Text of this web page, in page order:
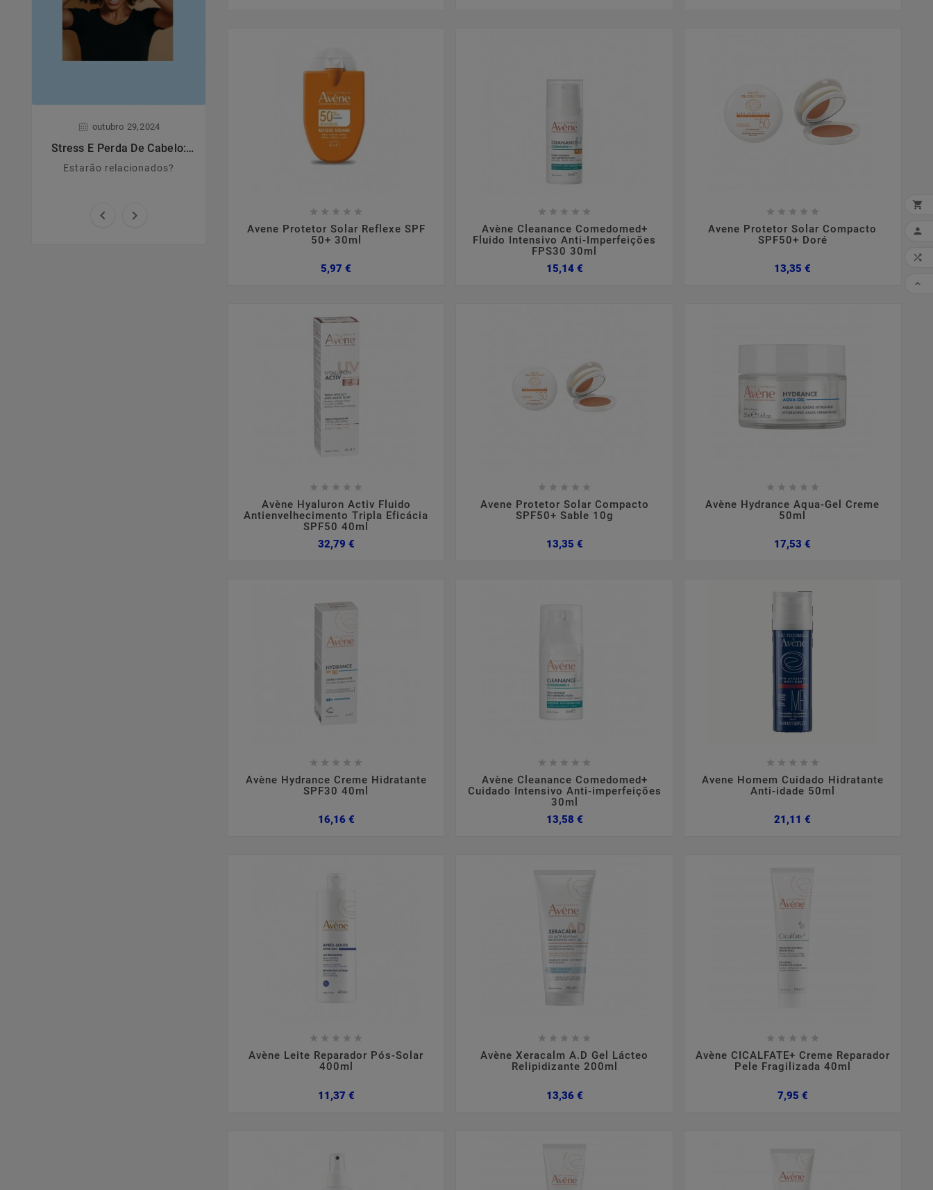
outubro 29, 2024
Stress E Perda De Cabelo:
Estarão relacionados?
28 2024
Dermatite Atópica
Principais características,
Formulações tópicas para
cabelo com queda ou frágil
outubro 09,2023
Couro Cabeludo
      
Avene Protetor Solar Reflexe SPF
50+ 30ml
5,97 €
    
Avène Cleanance Comedomed+
Fluido Intensivo Anti-Imperfeições
FPS30 30ml
15,14 €Preço
    
Avene Protetor Solar Compacto
SPF50+ Doré
13,35 €
    
Avène Hyaluron Activ Fluido
Antienvelhecimento Tripla Eficácia
SPF50 40ml
32,79 €Preço
    
Avene Protetor Solar Compacto
SPF50+ Sable 10g
13,35 €Preço
    
Avène Hydrance Aqua-Gel Creme
50ml
17,53 €
    
Avène Hydrance Creme Hidratante
SPF30 40ml
16,16 €Preço
    
Avène Cleanance Comedomed+
Cuidado Intensivo Anti-imperfeições
30ml
13,58 €Preço
    
Avene Homem Cuidado Hidratante
Anti-idade 50ml
21,11 €
    
Avène Leite Reparador Pós-Solar
400ml
11,37 €Preço
    
Avène Xeracalm A.D Gel Lácteo
Relipidizante 200ml
13,36 €Preço
    
Avène CICALFATE+ Creme Reparador
Pele Fragilizada 40ml
7,95 €Preço



